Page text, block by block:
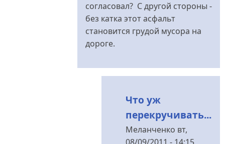
согласовал? С другой стороны -
без катка этот асфальт
становится грудой мусора на
дороге.
Что уж
перекручивать...
Меланченко вт,